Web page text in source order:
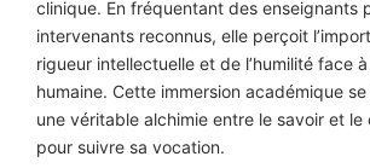
clinique. En fréquentant des enseignants
intervenants reconnus, elle perçoit
rigueur intellectuelle et de l’humilité face
humaine. Cette immersion académique
une véritable alchimie entre le savoir et
pour suivre sa vocation.